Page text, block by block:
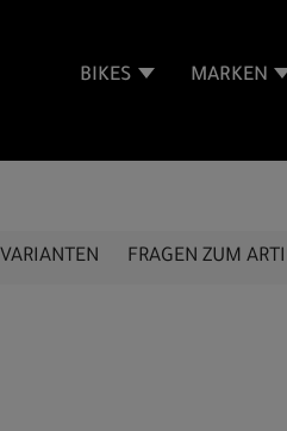
BIKES MARKEN
VARIANTEN FRAGEN ZUM